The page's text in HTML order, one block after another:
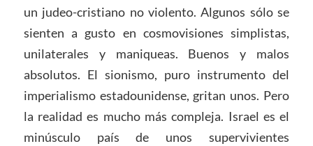
un judeo-cristiano no violento. Algunos sólo se
sienten a gusto en cosmovisiones simplistas,
unilaterales y maniqueas. Buenos y malos
absolutos. El sionismo, puro instrumento del
imperialismo estadounidense, gritan unos. Pero
la realidad es mucho más compleja. Israel es el
minúsculo país de unos supervivientes